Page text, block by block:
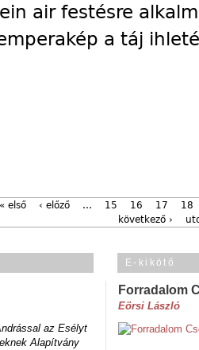
air festésre
a táj
« első ‹ előző … 15 16 17
18
következő ›
az Esélyt
Alapítvány
E-kikötő
Forradalom
Eörsi László